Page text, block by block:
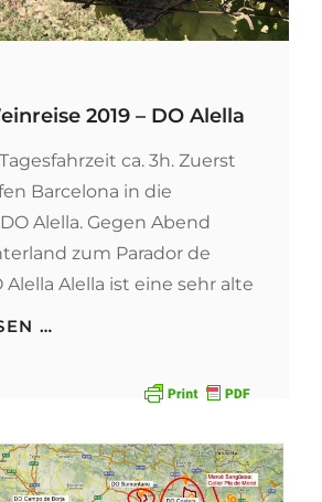
2019 – DO Alella
ca. 3h. Zuerst
Barcelona in die
Alella. Gegen Abend
zum Parador de
Alella Alella ist eine sehr alte
…